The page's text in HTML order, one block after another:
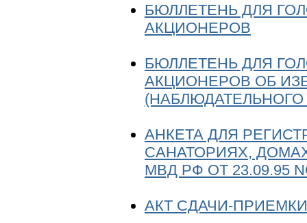
БЮЛЛЕТЕНЬ ДЛЯ
АКЦИОНЕРОВ
БЮЛЛЕТЕНЬ ДЛЯ
АКЦИОНЕРОВ ОБ
АНКЕТА ДЛЯ
САНАТОРИЯХ,
МВД РФ ОТ 23.09.95
АКТ СДАЧИ-